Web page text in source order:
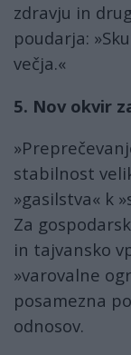
zdravju in
poudarja:
večja.«
5. Nov okvir
stabilnost
»gasilstva« k
Za
in tajvansko
»varovalne
posamezna
odnosov.